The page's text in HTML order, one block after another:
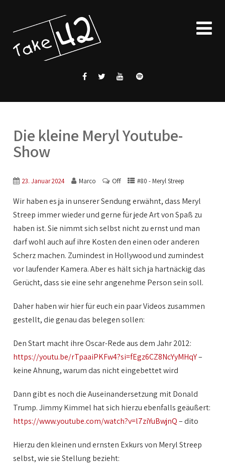
Die kleine Meryl Youtube-
Show
23. Januar 2024 Marco Off #80 - Meryl Streep
Wir haben es ja in unserer Sendung erwähnt, dass Meryl
Streep immer wieder und gerne für jede Art von Spaß zu
haben ist. Sie nimmt sich selbst nicht zu ernst und man
darf wohl auch auf ihre Kosten den einen oder anderen
Scherz machen. Zumindest in Hollywood und zumindest
vor laufender Kamera. Aber es hält sich ja hartnäckig das
Gerücht, dass sie eine sehr angenehme Person sein soll.
Daher haben wir hier für euch ein paar Videos zusammen
gestellt, die genau das belegen sollen:
Den Start macht ihre Oscar-Rede aus dem Jahr 2012:
https://youtu.be/rTpaaiPKFw4?si=fEgz6CZ8NcYyMHqY–
keine Ahnung, warum das nicht eingebettet wird
Dann gibt es noch die Auseinandersetzung mit Donald
Trump. Jimmy Kimmel hat sich hierzu ebenfalls geäußert:
https://www.youtube.com/watch?v=l7ziYuBwjnQ– dito
Hierzu den kleinen und ernsten Exkurs von Meryl Streep
selbst, wie sie Stellung bezieht: